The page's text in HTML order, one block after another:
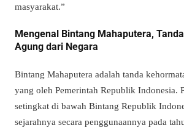
masyarakat.”
Mengenal Bintang Mahaputera,
Agung dari Negara
Bintang Mahaputera adalah tanda
yang oleh Pemerintah Republik Indonesia.
setingkat di bawah Bintang Republik
sejarahnya secara penggunaannya pada